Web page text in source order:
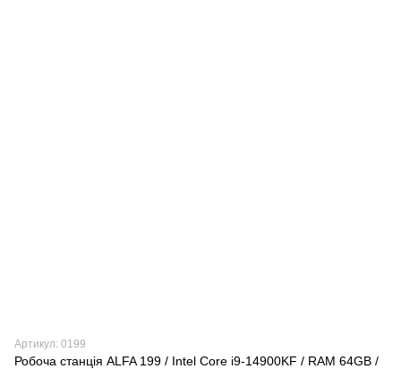
Артикул: 0199
Робоча станція ALFA 199 / Intel Core i9-14900KF / RAM 64GB /